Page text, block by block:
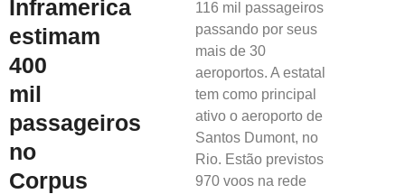
Inframerica
estimam
400
mil
passageiros
no
Corpus
116 mil passageiros
passando por seus
mais de 30
aeroportos. A estatal
tem como principal
ativo o aeroporto de
Santos Dumont, no
Rio. Estão previstos
970 voos na rede